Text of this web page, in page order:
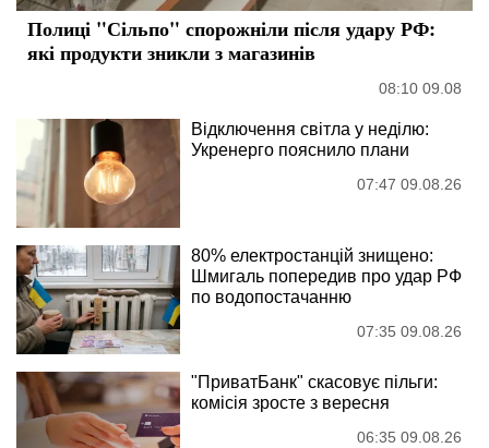
Полиці "Сільпо" спорожніли після удару РФ:
які продукти зникли з магазинів
08:10 09.08
Відключення світла у неділю:
Укренерго пояснило плани
07:47 09.08.26
80% електростанцій знищено:
Шмигаль попередив про удар РФ
по водопостачанню
07:35 09.08.26
"ПриватБанк" скасовує пільги:
комісія зросте з вересня
06:35 09.08.26